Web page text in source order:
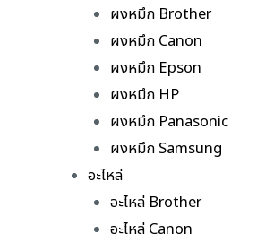
ผงหมึก Brother
ผงหมึก Canon
ผงหมึก Epson
ผงหมึก HP
ผงหมึก Panasonic
ผงหมึก Samsung
อะไหล่
อะไหล่ Brother
อะไหล่ Canon